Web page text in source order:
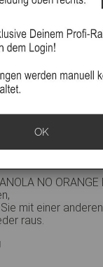
dem wir diese
/ Rot-Reflexe
mit seiner NO
Pigment
/ Rot-Reflexe
und Maske
gehalten.
+ 100 ml = 350ml
NO ORANGE
mit einer
raus.
OK